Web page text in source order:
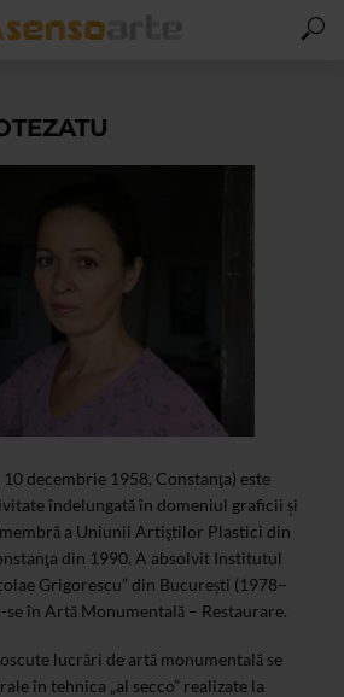
10 decembrie 1958, Constanţa) este
îndelungată în domeniul graficii și
a Uniunii Artiştilor Plastici din
din 1990. A absolvit Institutul
Grigorescu” din București (1978–
se în Artă Monumentală – Restaurare.
lucrări de artă monumentală se
în tehnica „al secco” realizate la